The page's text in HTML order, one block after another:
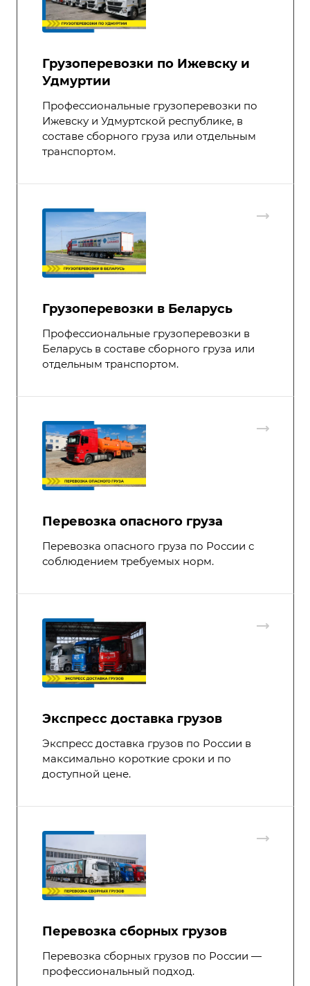
Грузоперевозки по Ижевску и
Удмуртии
Профессиональные грузоперевозки по
Ижевску и Удмуртской республике, в
составе сборного груза или отдельным
транспортом.
Грузоперевозки в Беларусь
Профессиональные грузоперевозки в
Беларусь в составе сборного груза или
отдельным транспортом.
Перевозка опасного груза
Перевозка опасного груза по России с
соблюдением требуемых норм.
Экспресс доставка грузов
Экспресс доставка грузов по России в
максимально короткие сроки и по
доступной цене.
Перевозка сборных грузов
Перевозка сборных грузов по России —
профессиональный подход.